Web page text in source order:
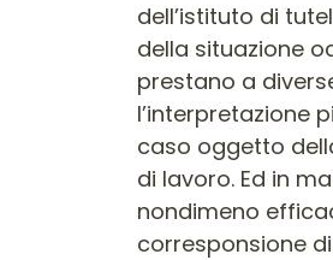
dell’istituto di
della situazione
prestano a
l’interpretazione
caso oggetto
di lavoro. Ed in
nondimeno
corresponsione